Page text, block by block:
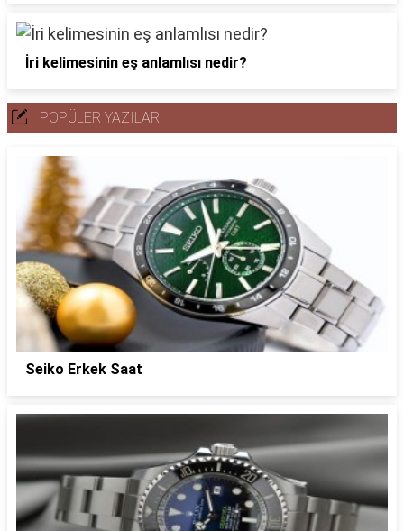
İri kelimesinin eş anlamlısı nedir?
POPÜLER YAZILAR
Seiko Erkek Saat